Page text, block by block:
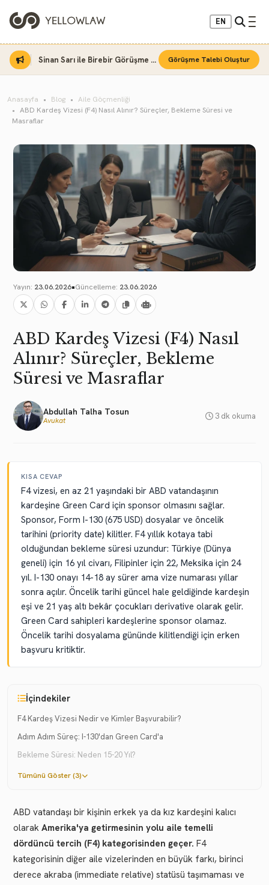
EN
Sinan Sarı ile Birebir Görüşme Fırsatı Görüşme Talebi Oluştur
Anasayfa Blog
Aile Göçmenliği
ABD Kardeş Vizesi (F4) Nasıl Alınır? Süreçler, Bekleme Süresi ve
Masraflar
Yayın: 23.06.2026•Güncelleme: 23.06.2026
ABD Kardeş Vizesi (F4) Nasıl
Alınır? Süreçler, Bekleme
Süresi ve Masraflar
Abdullah Talha Tosun
Avukat 3 dk okuma
KISA CEVAP
F4 vizesi, en az 21 yaşındaki bir ABD vatandaşının
kardeşine Green Card için sponsor olmasını sağlar.
Sponsor, Form I-130 (675 USD) dosyalar ve öncelik
tarihini (priority date) kilitler. F4 yıllık kotaya tabi
olduğundan bekleme süresi uzundur: Türkiye (Dünya
geneli) için 16 yıl civarı, Filipinler için 22, Meksika için 24
yıl. I-130 onayı 14-18 ay sürer ama vize numarası yıllar
sonra açılır. Öncelik tarihi güncel hale geldiğinde kardeşin
eşi ve 21 yaş altı bekâr çocukları derivative olarak gelir.
Green Card sahipleri kardeşlerine sponsor olamaz.
Öncelik tarihi dosyalama gününde kilitlendiği için erken
başvuru kritiktir.
İçindekiler
F4 Kardeş Vizesi Nedir ve Kimler Başvurabilir?
Adım Adım Süreç: I-130'dan Green Card'a
Bekleme Süresi: Neden 15-20 Yıl?
Tümünü Göster (3)
ABD vatandaşı bir kişinin erkek ya da kız kardeşini kalıcı
olarak Amerika'ya getirmesinin yolu aile temelli
dördüncü tercih (F4) kategorisinden geçer. F4
kategorisinin diğer aile vizelerinden en büyük farkı, birinci
derece akraba (immediate relative) statüsü taşımaması ve